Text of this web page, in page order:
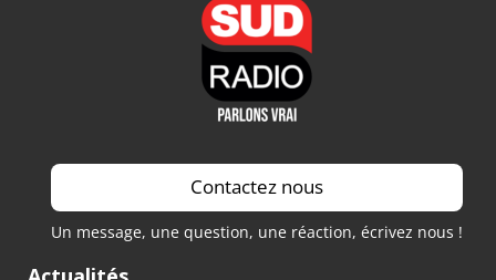
Contactez nous
Un message, une question, une réaction, écrivez nous !